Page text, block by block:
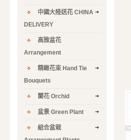
中國大陸送花 CHINA
DELIVERY
高雅盆花
Arrangement
精緻花束 Hand Tie
Bouquets
蘭花 Orchid
盆景 Green Plant
組合盆栽